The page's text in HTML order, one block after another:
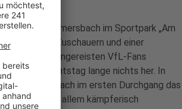
VfL Gummersbach im Sportpark „Am
Vor 2.578 Zuschauern und einer
zahlreich angereisten VfL-Fans
2. Weihnachtstag lange nichts her. In
Gummersbach im ersten Durchgang das
zwei vor allem kämpferisch